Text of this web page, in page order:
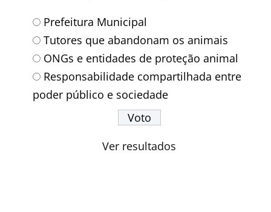
Prefeitura Municipal
Tutores que abandonam os animais
ONGs e entidades de proteção animal
Responsabilidade compartilhada entre
poder público e sociedade
Ver resultados